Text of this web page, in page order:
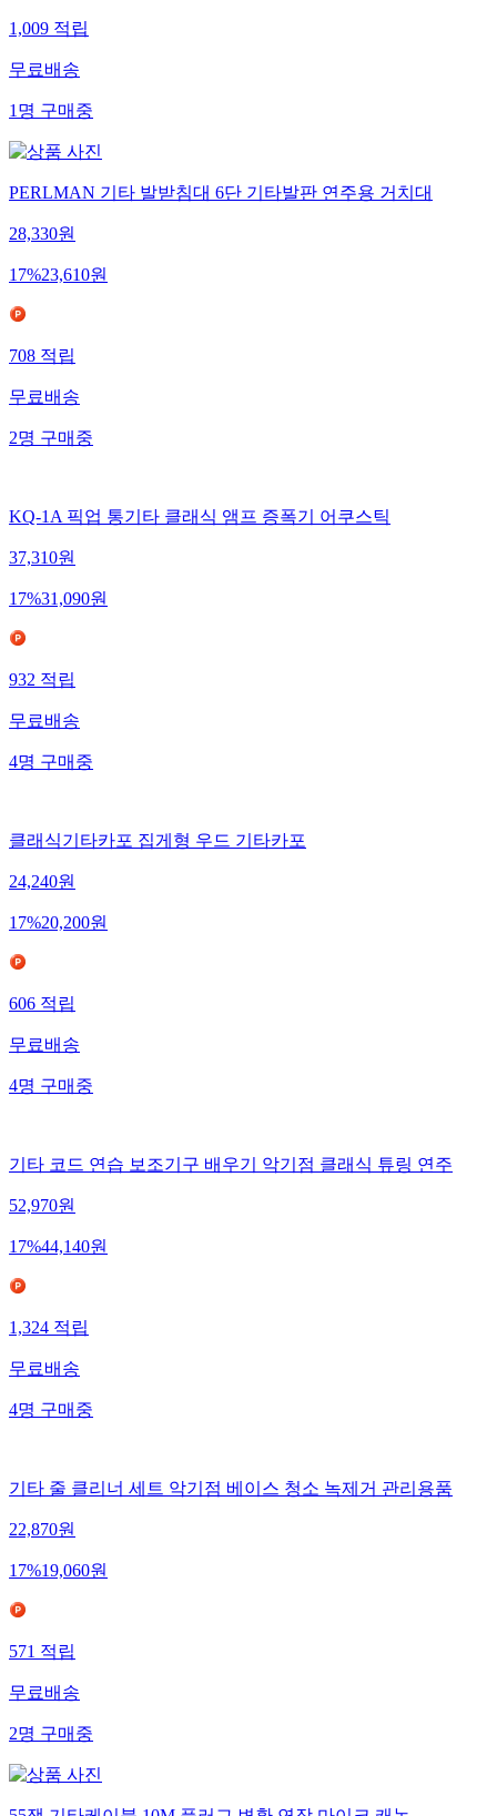
1,009 적립
무료배송
1 명 구매중
PERLMAN 기타 발받침대 6단 기타발판 연주용 거치대
28,330원
17%23,610원
708 적립
무료배송
2명 구매중
KQ-1A 픽업 통기타 클래식 앰프 증폭기 어쿠스틱
37,310원
17%31,090원
932적립
무료배송
4명구매중
클래식기타카포 집게형 우드 기타카포
24,240원
17%20,200원
606적립
무료배송
4명구매중
기타 코드 연습 보조기구 배우기 악기점 클래식 튜링 연주
52,970원
17%44,140원
1,324적립
무료배송
4명구매중
기타 줄 클리너 세트 악기점 베이스 청소 녹제거 관리용품
22,870원
17%19,060원
571적립
무료배송
2명구매중